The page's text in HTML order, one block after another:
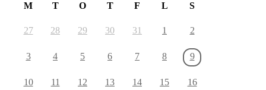
M T O T F L S
27 28 29 30 31 1 2
3 4 5 6 7 8 9
10 11 12 13 14 15 16